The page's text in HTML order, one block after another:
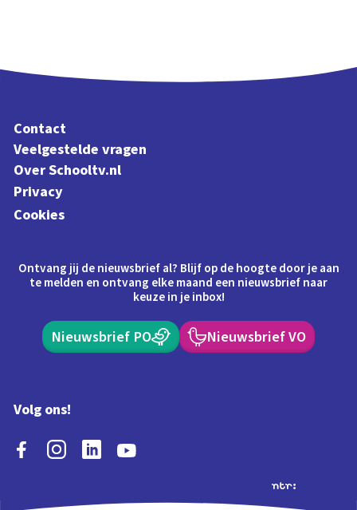
Contact
Veelgestelde vragen
Over Schooltv.nl
Privacy
Cookies
Ontvang jij de nieuwsbrief al? Blijf op de hoogte door je aan
te melden en ontvang elke maand een nieuwsbrief naar
keuze in je inbox!
Nieuwsbrief PO Nieuwsbrief VO
Volg ons!